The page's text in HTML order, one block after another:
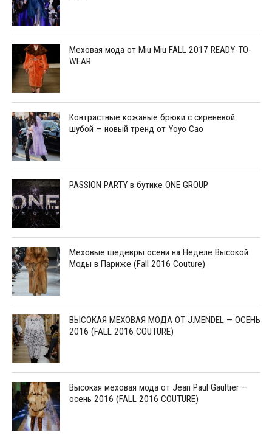
Меховая мода от Miu Miu FALL 2017 READY-TO-
WEAR
Контрастные кожаные брюки с сиреневой
шубой — новый тренд от Yoyo Cao
PASSION PARTY в бутике ONE GROUP
Меховые шедевры осени на Неделе Высокой
Моды в Париже (Fall 2016 Couture)
ВЫСОКАЯ МЕХОВАЯ МОДА ОТ J.MENDEL — ОСЕНЬ
2016 (FALL 2016 COUTURE)
Высокая меховая мода от Jean Paul Gaultier —
осень 2016 (FALL 2016 COUTURE)